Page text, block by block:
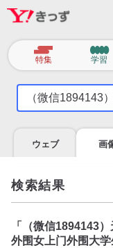
カ
テ
特集 学習
気
を
調
べ
よ
う
ウェブ 画
検索結果
「
（微信1894143
外围女上门外围大